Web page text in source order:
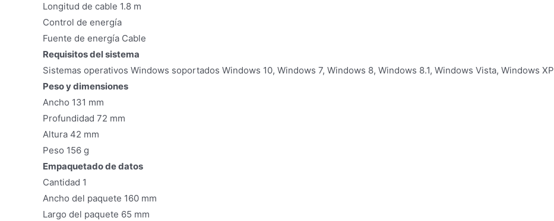
Longitud de cable 1.8 m
Control de energía
Fuente de energía Cable
Requisitos del sistema
Sistemas operativos Windows soportados Windows 10, Windows 7, Windows 8, Windows 8.1, Windows Vista, Windows XP
Peso y dimensiones
Ancho 131 mm
Profundidad 72 mm
Altura 42 mm
Peso 156 g
Empaquetado de datos
Cantidad 1
Ancho del paquete 160 mm
Largo del paquete 65 mm